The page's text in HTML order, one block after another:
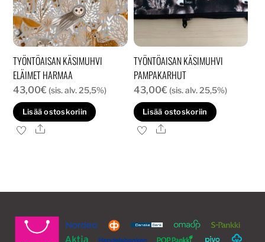
TYÖNTÖAISAN KÄSIMUHVI
ELÄIMET HARMAA
43,00€ (sis. alv. 25,5%)
Lisää ostoskoriin
Ale
TYÖNTÖAISAN KÄSIMUHVI
PAMPAKARHUT
43,00€ (sis. alv. 25,5%)
Lisää ostoskoriin
Ale